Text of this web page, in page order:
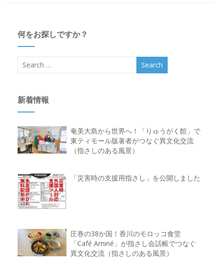
何をお探しですか？
新着情報
奄美大島から世界へ！「りゅうがく館」で
東ティモール版著者がつなぐ異文化交流
（指さしのある風景）
「災害時の支援用指さし」を公開しました
圧巻の38か国！香川のモロッコ食堂
「Café Aminé」が指さし会話帳でつなぐ
異文化交流（指さしのある風景）